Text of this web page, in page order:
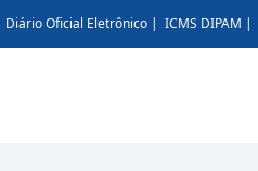
Diário Oficial Eletrônico ICMS DIPAM